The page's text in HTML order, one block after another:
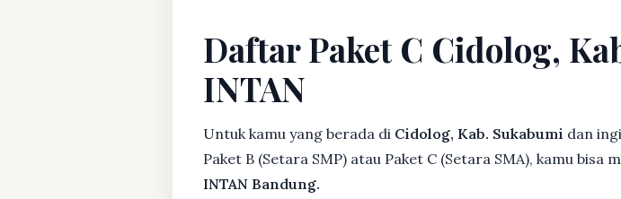
Daftar Paket C Cidolog,
INTAN
Untuk kamu yang berada di Cidolog, Kab. Sukabumi dan
Paket B (Setara SMP) atau Paket C (Setara SMA), kamu bisa
INTAN Bandung.